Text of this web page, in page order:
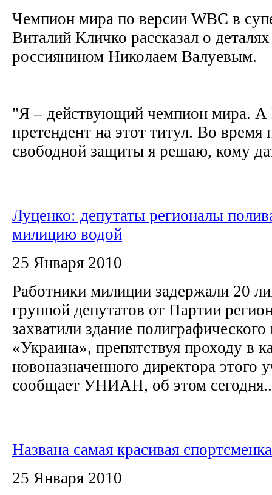
Чемпион мира по версии WBC в
Виталий Кличко рассказал о
россиянином Николаем Валуевым.
"Я – действующий чемпион мира. А
претендент на этот титул. Во время
свободной защиты я решаю, кому
Луценко: депутаты регионалы
милицию водой
25 Января 2010
Работники милиции задержали 20
группой депутатов от Партии
захватили здание полиграфического
«Украина», препятствуя проходу в
новоназначенного директора этого
сообщает УНИАН, об этом
Названа самая красивая
25 Января 2010